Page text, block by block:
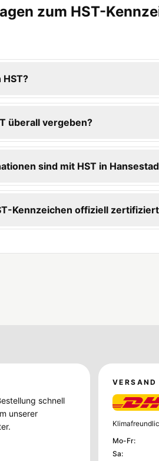
zum HST-
überall vergeben?
sind mit HST in
Kennzeichen offiziell
schnell
unserer
VERSAND
Mo-Fr:
Sa: